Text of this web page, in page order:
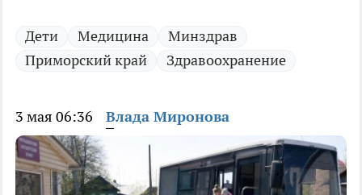
Дети Медицина
Минздрав
Приморский край
Здравоохранение
3 мая 06:36 Влада Миронова